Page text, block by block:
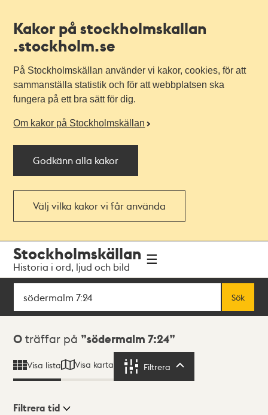
Kakor på stockholmskallan
.stockholm.se
På Stockholmskällan använder vi kakor, cookies, för att
sammanställa statistik och för att webbplatsen ska
fungera på ett bra sätt för dig.
Om kakor på Stockholmskällan
Godkänn alla kakor
Välj vilka kakor vi får använda
navigationen
huvudinnehållet
Stockholmskällan
Historia i ord, ljud och bild
Sök
Sök
Sökresultat
0 träffar på södermalm 7:24
Visa lista Visa karta Filtrera
Filtrera tid